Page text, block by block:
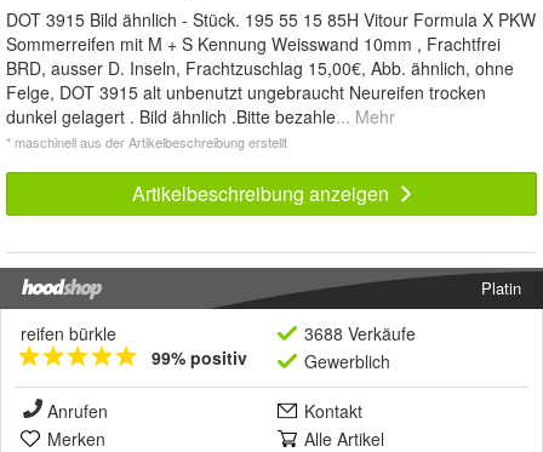
DOT 3915 Bild ähnlich - Stück. 195 55 15 85H Vitour Formula X PKW
Sommerreifen mit M + S Kennung Weisswand 10mm , Frachtfrei
BRD, ausser D. Inseln, Frachtzuschlag 15,00€, Abb. ähnlich, ohne
Felge, DOT 3915 alt unbenutzt ungebraucht Neureifen trocken
dunkel gelagert . Bild ähnlich .Bitte bezahle... Mehr
* maschinell aus der Artikelbeschreibung erstellt
Artikelbeschreibung anzeigen
Platin
reifen bürkle
99% positiv
3688 Verkäufe
Gewerblich
Anrufen
Kontakt
Merken
Alle Artikel